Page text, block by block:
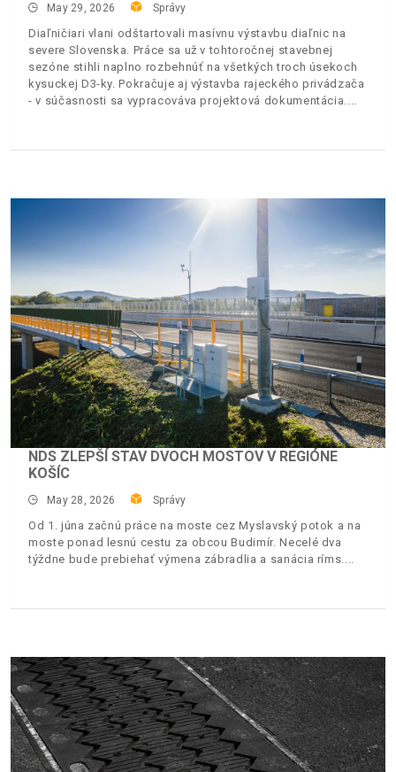
May 29, 2026 Správy
Diaľničiari vlani odštartovali masívnu výstavbu diaľnic na
severe Slovenska. Práce sa už v tohtoročnej stavebnej
sezóne stihli naplno rozbehnúť na všetkých troch úsekoch
kysuckej D3-ky. Pokračuje aj výstavba rajeckého privádzača
- v súčasnosti sa vypracováva projektová dokumentácia.
NDS ZLEPŠÍ STAV DVOCH MOSTOV V REGIÓNE
KOŠÍC
May 28, 2026 Správy
Od 1. júna začnú práce na moste cez Myslavský potok a na
moste ponad lesnú cestu za obcou Budimír. Necelé dva
týždne bude prebiehať výmena zábradlia a sanácia ríms.